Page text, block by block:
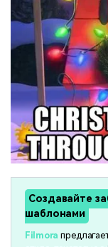
Создавайте
шаблонами
Filmora